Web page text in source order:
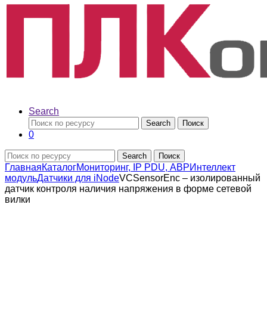
Search
Search Поиск
0
Search Поиск
ГлавнаяКаталогМониторинг, IP PDU, АВРИнтеллект
модульДатчики для iNodeVCSensorEnc – изолированный
датчик контроля наличия напряжения в форме сетевой
вилки